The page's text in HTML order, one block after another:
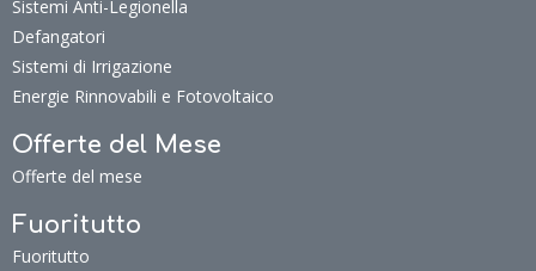
Sistemi Anti-Legionella
Defangatori
Sistemi di Irrigazione
Energie Rinnovabili e Fotovoltaico
Offerte del Mese
Offerte del mese
Fuoritutto
Fuoritutto